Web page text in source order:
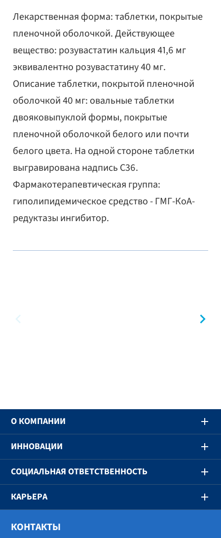
Лекарственная форма: таблетки, покрытые
пленочной оболочкой. Действующее
вещество: розувастатин кальция 41,6 мг
эквивалентно розувастатину 40 мг.
Описание таблетки, покрытой пленочной
оболочкой 40 мг: овальные таблетки
двояковыпуклой формы, покрытые
пленочной оболочкой белого или почти
белого цвета. На одной стороне таблетки
выгравирована надпись C36.
Фармакотерапевтическая группа:
гиполипидемическое средство - ГМГ-КоА-
редуктазы ингибитор.
предыдущий
O КОМПАНИИ
ИННОВАЦИИ
СОЦИАЛЬНАЯ ОТВЕТСТВЕННОСТЬ
КАРЬЕРА
КОНТАКТЫ